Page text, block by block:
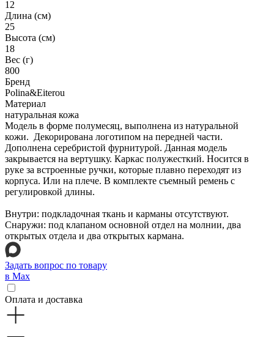
12
Длина (см)
25
Высота (см)
18
Вес (г)
800
Бренд
Polina&Eiterou
Материал
натуральная кожа
Модель в форме полумесяц, выполнена из натуральной
кожи. Декорирована логотипом на передней части.
Дополнена серебристой фурнитурой. Данная модель
закрывается на вертушку. Каркас полужесткий. Носится в
руке за встроенные ручки, которые плавно переходят из
корпуса. Или на плече. В комплекте съемный ремень с
регулировкой длины.
Внутри: подкладочная ткань и карманы отсутствуют.
Снаружи: под клапаном основной отдел на молнии, два
открытых отдела и два открытых кармана.
Задать вопрос по товару
в Max
Оплата и доставка